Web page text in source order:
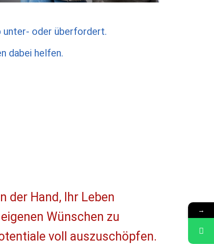
unter- oder überfordert.
dabei helfen.
der Hand, Ihr Leben
Wünschen zu
voll auszuschöpfen.
→